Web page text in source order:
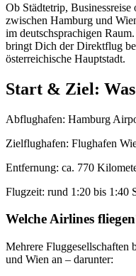
Ob Städtetrip,
zwischen Hamburg und
im deutschsprachigen
bringt Dich der Direktflug
österreichische Hauptstadt.
Start & Ziel:
Abflughafen: Hamburg
Zielflughafen: Flughafen
Entfernung: ca. 770
Flugzeit: rund 1:20 bis 1:40
Welche Airlines
Mehrere
und Wien an – darunter: